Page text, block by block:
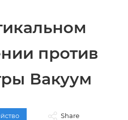
против
Вакуум
Share